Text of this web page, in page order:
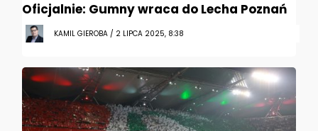
Oficjalnie: Gumny wraca do Lecha Poznań
KAMIL GIEROBA / 2 LIPCA 2025, 8:38